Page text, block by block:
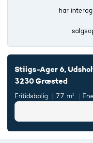
har
Stiigs-Ager 6,
3230 Græsted
Fritidsbolig 77 m²